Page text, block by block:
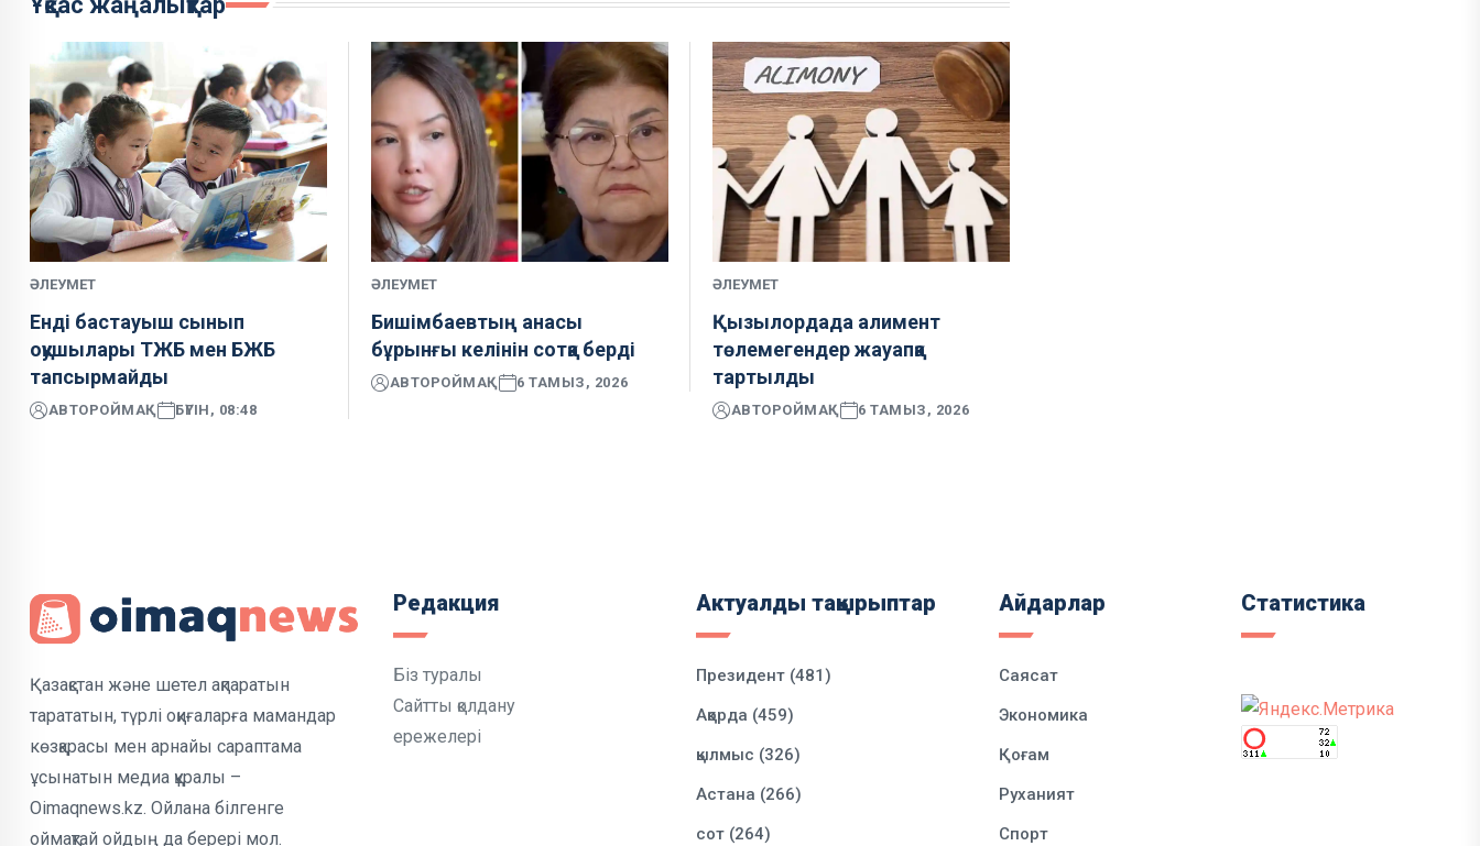
ӘЛЕУМЕТ
Енді бастауыш сынып
оқушылары ТЖБ мен БЖБ
тапсырмайды
АВТОРОЙМАҚ БҮГІН, 08:48
ӘЛЕУМЕТ
Бишімбаевтың анасы
бұрынғы келінін сотқа берді
АВТОРОЙМАҚ 6 ТАМЫЗ, 2026
ӘЛЕУМЕТ
Қызылордада алимент
төлемегендер жауапқа
тартылды
АВТОРОЙМАҚ 6 ТАМЫЗ, 2026
Қазақстан және шетел ақпаратын
тарататын, түрлі оқиғаларға мамандар
көзқарасы мен арнайы сараптама
ұсынатын медиа құралы –
Oimaqnews.kz. Ойлана білгенге
оймақтай ойдың да берері мол.
Редакция
Біз туралы
Сайтты қолдану
ережелері
Актуалды тақырыптар
Президент (481)
Ақорда (459)
қылмыс (326)
Астана (266)
сот (264)
Айдарлар
Саясат
Экономика
Қоғам
Руханият
Спорт
Статистика